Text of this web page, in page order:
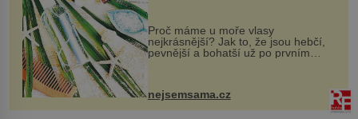
Proč máme u moře vlasy
nejkrásnější? Jak to, že jsou hebčí,
pevnější a bohatší už po prvním
vlasy. ...
nejsemsama.cz